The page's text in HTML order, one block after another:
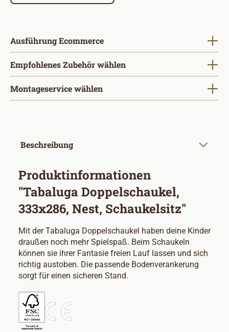
Ausführung Ecommerceauswählen
Empfohlenes Zubehör wählen
Montageservice wählen
Beschreibung
Produktinformationen
"Tabaluga Doppelschaukel,
333x286, Nest, Schaukelsitz"
Mit der Tabaluga Doppelschaukel haben deine Kinder
draußen noch mehr Spielspaß. Beim Schaukeln
können sie ihrer Fantasie freien Lauf lassen und sich
richtig austoben. Die passende Bodenverankerung
sorgt für einen sicheren Stand.